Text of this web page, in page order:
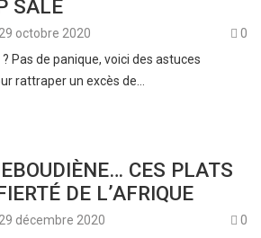
SALÉ
octobre 2020
0
Pas de panique, voici des astuces
rattraper un excès de…
CES PLATS
DE L’AFRIQUE
décembre 2020
0